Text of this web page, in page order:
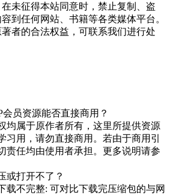
未征得本站同意时，禁止复制、盗
到任何网站、书籍等各类媒体平台。
者的合法权益，可联系我们进行处
员资源能否直接商用？
均属于原作者所有，这里所提供资源
习用，请勿直接商用。若由于商用引
责任均由使用者承担。更多说明请参
或打开不了？
载不完整: 可对比下载完压缩包的与网